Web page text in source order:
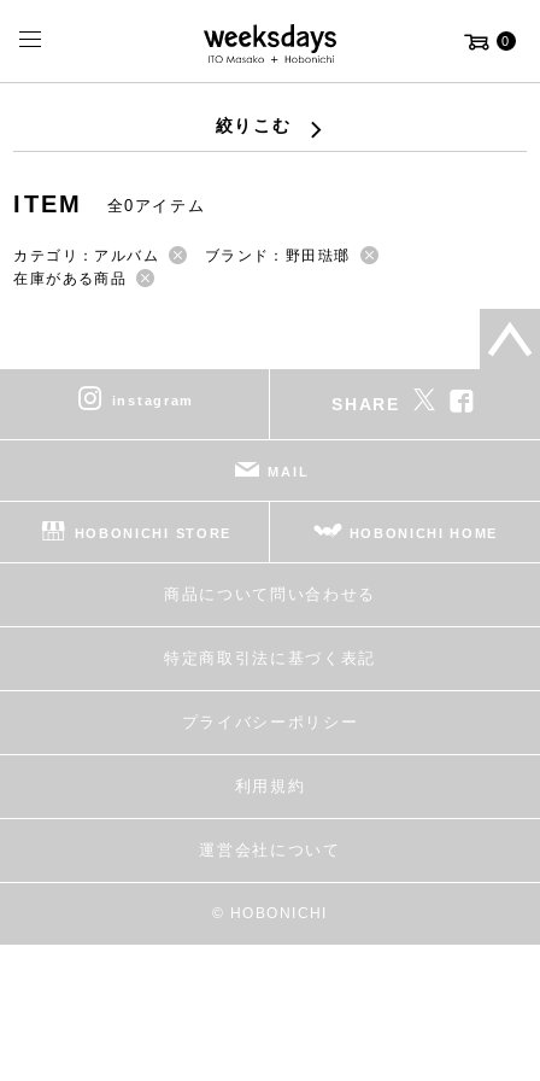
0
絞りこむ
ITEM 全0アイテム
カテゴリ：アルバム
ブランド：野田琺瑯
在庫がある商品
instagram SHARE
MAIL
HOBONICHI STORE HOBONICHI HOME
商品について問い合わせる
特定商取引法に基づく表記
プライバシーポリシー
利用規約
運営会社について
© HOBONICHI